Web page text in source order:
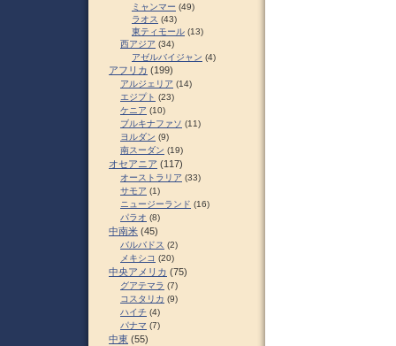
ミャンマー (49)
ラオス (43)
東ティモール (13)
西アジア (34)
アゼルバイジャン (4)
アフリカ (199)
アルジェリア (14)
エジプト (23)
ケニア (10)
ブルキナファソ (11)
ヨルダン (9)
南スーダン (19)
オセアニア (117)
オーストラリア (33)
サモア (1)
ニュージーランド (16)
パラオ (8)
中南米 (45)
バルバドス (2)
メキシコ (20)
中央アメリカ (75)
グアテマラ (7)
コスタリカ (9)
ハイチ (4)
パナマ (7)
中東 (55)